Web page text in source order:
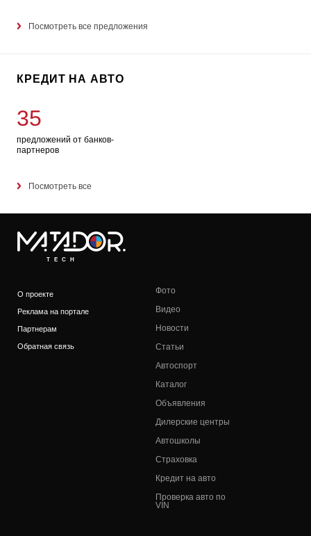
Посмотреть все предложения
КРЕДИТ НА АВТО
35
предложений от банков-
партнеров
Посмотреть все
TECH
О проекте
Реклама на портале
Партнерам
Обратная связь
Фото
Видео
Новости
Статьи
Автоспорт
Каталог
Объявления
Дилерские центры
Автошколы
Страховка
Кредит на авто
Проверка авто по
VIN